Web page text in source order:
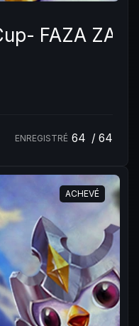
FAZA
ENREGISTRÉ 64 / 64
ACHEVÉ